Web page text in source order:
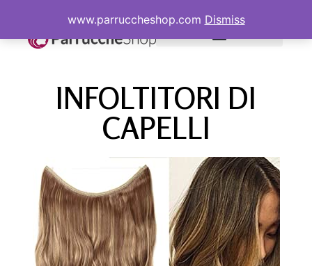
INFOLTITORI DI
CAPELLI
www.parruccheshop.com Dismiss